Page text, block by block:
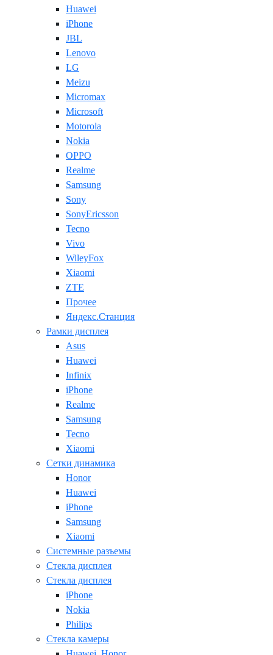
Huawei
iPhone
JBL
Lenovo
LG
Meizu
Micromax
Microsoft
Motorola
Nokia
OPPO
Realme
Samsung
Sony
SonyEricsson
Tecno
Vivo
WileyFox
Xiaomi
ZTE
Прочее
Яндекс.Станция
Рамки дисплея
Asus
Huawei
Infinix
iPhone
Realme
Samsung
Tecno
Xiaomi
Сетки динамика
Honor
Huawei
iPhone
Samsung
Xiaomi
Системные разъемы
Стекла дисплея
Стекла дисплея
iPhone
Nokia
Philips
Стекла камеры